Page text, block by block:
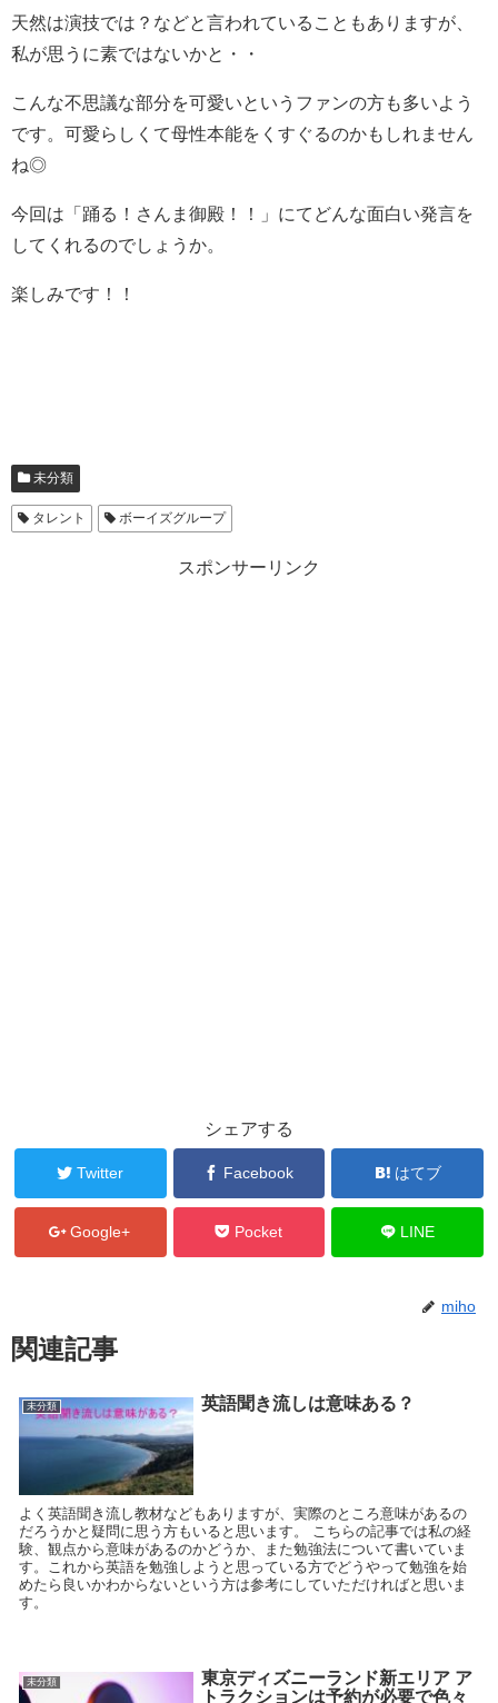
天然は演技では？などと言われていることもありますが、
私が思うに素ではないかと・・
こんな不思議な部分を可愛いというファンの方も多いよう
です。可愛らしくて母性本能をくすぐるのかもしれません
ね◎
今回は「踊る！さんま御殿！！」にてどんな面白い発言を
してくれるのでしょうか。
楽しみです！！
未分類
タレント ボーイズグループ
スポンサーリンク
シェアする
Twitter Facebook はてブ
Google+ Pocket LINE
miho
関連記事
未分類 英語聞き流しは意味ある？
よく英語聞き流し教材などもありますが、実際のところ意味があるの
だろうかと疑問に思う方もいると思います。 こちらの記事では私の経
験、観点から意味があるのかどうか、また勉強法について書いていま
す。これから英語を勉強しようと思っている方でどうやって勉強を始
めたら良いかわからないという方は参考にしていただければと思いま
す。
未分類
東京ディズニーランド新エリア ア
トラクションは予約が必要で色々